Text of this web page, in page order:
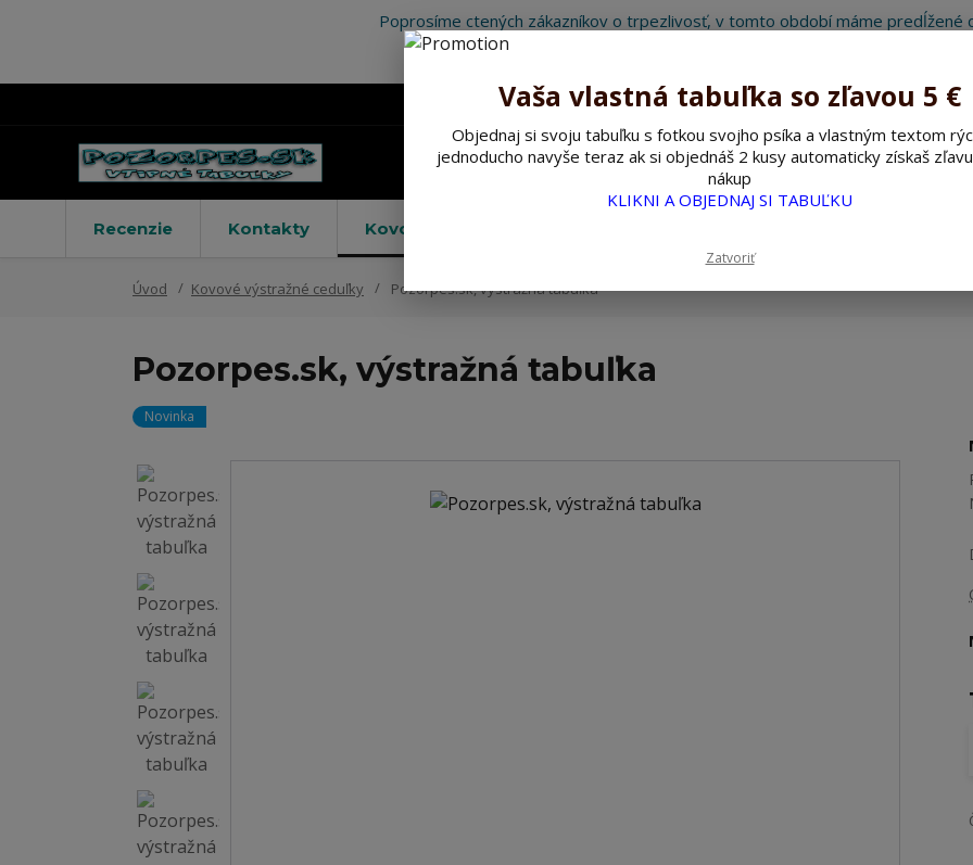
Poprosíme ctených zákazníkov o trpezlivosť, v tomto období máme predĺžené
Hľadať
Recenzie Kontakty Kovové výstražné ceduľky
Úvod Kovové výstražné ceduľky Pozorpes.sk, výstražná tabuľka
Pozorpes.sk, výstražná tabuľka
Novinka
Vaša vlastná tabuľka so zľavou 5 €
Objednaj si svoju tabuľku s fotkou svojho psíka a vlastným textom
jednoducho navyše teraz ak si objednáš 2 kusy automaticky získaš
nákup
KLIKNI A OBJEDNAJ SI TABUĽKU
Zatvoriť